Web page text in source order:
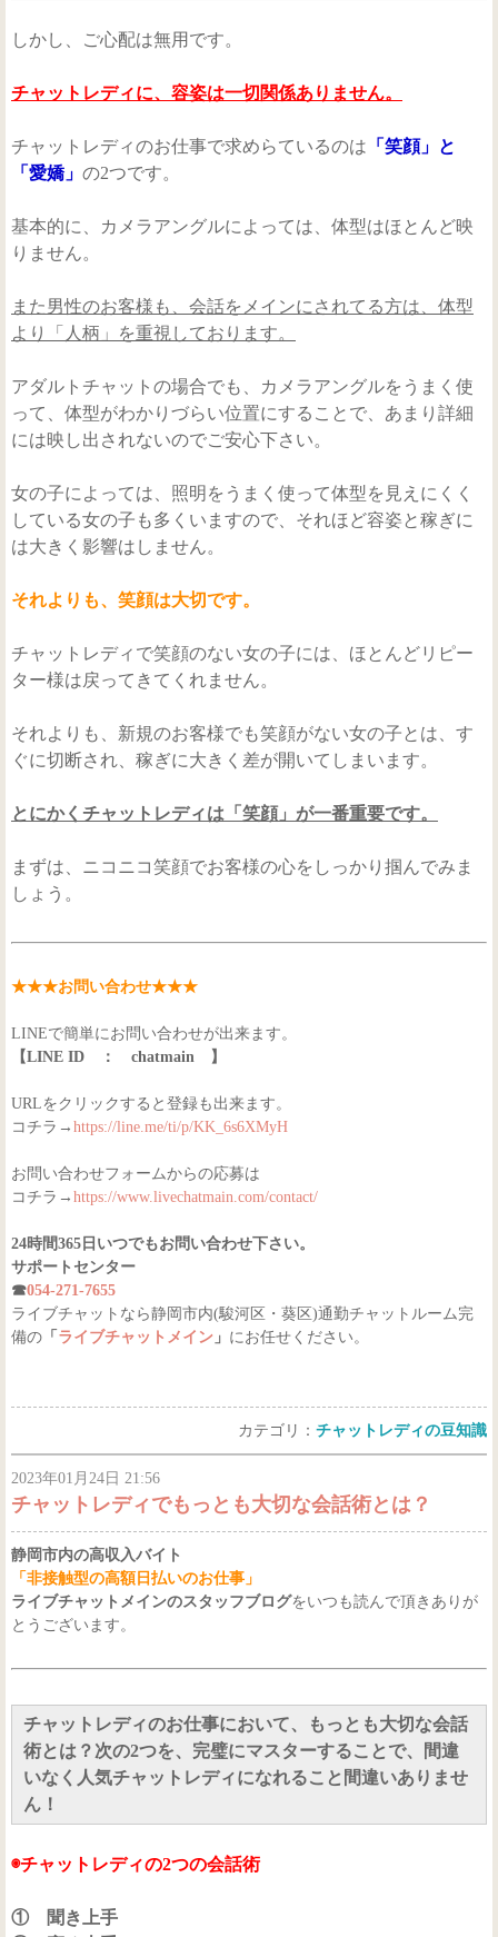
しかし、ご心配は無用です。
チャットレディに、容姿は一切関係ありません。
チャットレディのお仕事で求めらているのは 「笑顔」と
「愛嬌」 の2つです。
基本的に、カメラアングルによっては、体型はほとんど映
りません。
また男性のお客様も、会話をメインにされてる方は、体型
より「人柄」を重視しております。
アダルトチャットの場合でも、カメラアングルをうまく使
って、体型がわかりづらい位置にすることで、あまり詳細
には映し出されないのでご安心下さい。
女の子によっては、照明をうまく使って体型を見えにくく
している女の子も多くいますので、それほど容姿と稼ぎに
は大きく影響はしません。
それよりも、笑顔は大切です。
チャットレディで笑顔のない女の子には、ほとんどリピー
ター様は戻ってきてくれません。
それよりも、新規のお客様でも笑顔がない女の子とは、す
ぐに切断され、稼ぎに大きく差が開いてしまいます。
とにかくチャットレディは「笑顔」が一番重要です。
まずは、ニコニコ笑顔でお客様の心をしっかり掴んでみま
しょう。
★★★お問い合わせ★★★
LINEで簡単にお問い合わせが出来ます。
【LINE ID ： chatmain 】
URLをクリックすると登録も出来ます。
コチラ→ https://line.me/ti/p/KK_6s6XMyH
お問い合わせフォームからの応募は
コチラ→ https://www.livechatmain.com/contact/
24時間365日いつでもお問い合わせ下さい。
サポートセンター
☎054-271-7655
ライブチャットなら静岡市内(駿河区・葵区)通勤チャットルーム完
備の 「 ライブチャットメイン 」 にお任せください。
カテゴリ： チャットレディの豆知識
2023年01月24日 21:56
チャットレディでもっとも大切な会話術とは？
静岡市内の高収入バイト
「非接触型の高額日払いのお仕事」
ライブチャットメインのスタッフブログをいつも読んで頂きありが
とうございます。
チャットレディのお仕事において、もっとも大切な会話
術とは？次の2つを、完璧にマスターすることで、間違
いなく人気チャットレディになれること間違いありませ
ん！
◉チャットレディの2つの会話術
① 聞き上手